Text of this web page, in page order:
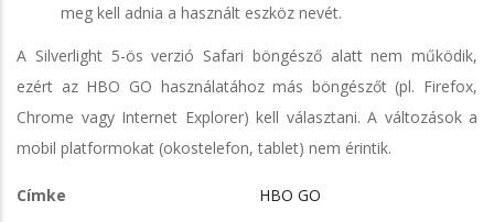
meg kell adnia a használt eszköz nevét.
A Silverlight 5-ös verzió Safari böngésző alatt nem működik,
ezért az HBO GO használatához más böngészőt (pl. Firefox,
Chrome vagy Internet Explorer) kell választani. A változások a
mobil platformokat (okostelefon, tablet) nem érintik.
Címke HBO GO